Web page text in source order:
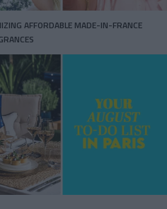
AFFORDABLE MADE-IN-FRANCE